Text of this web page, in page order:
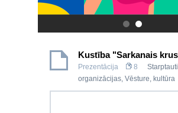
.
Kustība "Sarkanais
Prezentācija 8
organizācijas, Vēsture, kultūra